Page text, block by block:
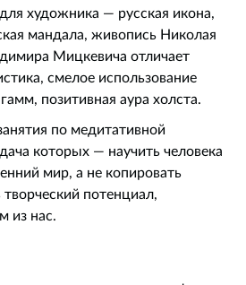
художника — русская икона,
мандала, живопись Николая
Мицкевича отличает
смелое использование
позитивная аура холста.
по медитативной
которых — научить человека
мир, а не копировать
потенциал,
из нас.